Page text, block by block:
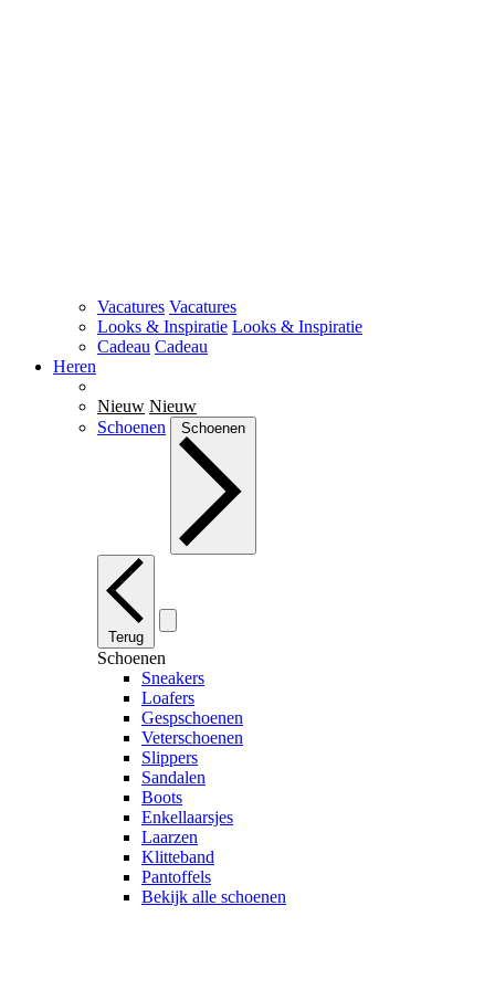
Vacatures Vacatures
Looks & Inspiratie Looks & Inspiratie
Cadeau Cadeau
Heren
Nieuw Nieuw
Schoenen
Schoenen
Terug
Schoenen
Sneakers
Loafers
Gespschoenen
Veterschoenen
Slippers
Sandalen
Boots
Enkellaarsjes
Laarzen
Klitteband
Pantoffels
Bekijk alle schoenen